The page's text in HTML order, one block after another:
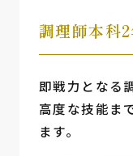
調理師本科
即戦力となる
高度な技能ま
ます。